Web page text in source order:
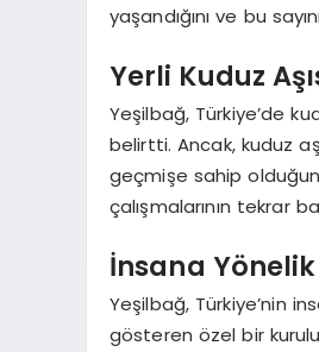
yaşandığını ve bu
Yerli Kuduz
Yeşilbağ, Türkiye’de
belirtti. Ancak, kuduz
geçmişe sahip
çalışmalarının tekrar
İnsana Yönelik
Yeşilbağ, Türkiye’nin
gösteren özel bir